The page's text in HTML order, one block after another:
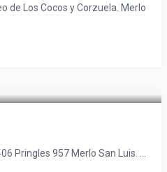
de Los Cocos y Corzuela. Merlo
Pringles 957 Merlo San Luis. ...